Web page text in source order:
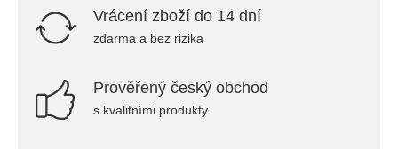
Vrácení zboží do 14 dní
zdarma a bez rizika
Prověřený český obchod
s kvalitními produkty